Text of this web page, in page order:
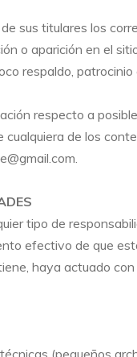
sus titulares los
o aparición en el
respaldo,
respecto a
cualquiera de los
.
tipo de
efectivo de que
haya actuado
(pequeños